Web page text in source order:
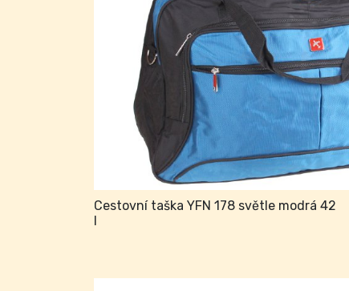
Cestovní taška YFN 178 světle modrá 42
l